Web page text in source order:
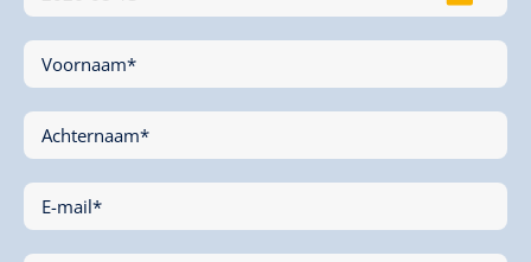
Voornaam*
Achternaam*
E-mail*